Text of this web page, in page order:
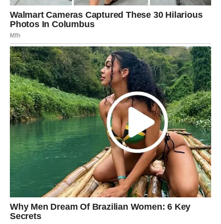
Neočekivan susret donosi mnogo pozitivne energije.
Jedna osoba mogla bi vas osvojiti svojom spontanošću.
Ljubavna poruka
Recite „da“ novim iskustvima.
Sudbina vas vodi prema sreći
Pred vama su lijepi trenuci.
JARAC
Neko želi da vam pokaže koliko mu značite.
Pažnja koju dobijate postaje sve očiglednija.